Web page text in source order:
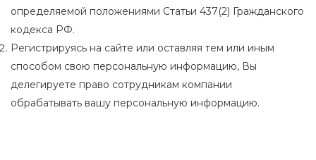
определяемой положениями Статьи 437(2) Гражданского
кодекса РФ.
Регистрируясь на сайте или оставляя тем или иным
способом свою персональную информацию, Вы
делегируете право сотрудникам компании
обрабатывать вашу персональную информацию.